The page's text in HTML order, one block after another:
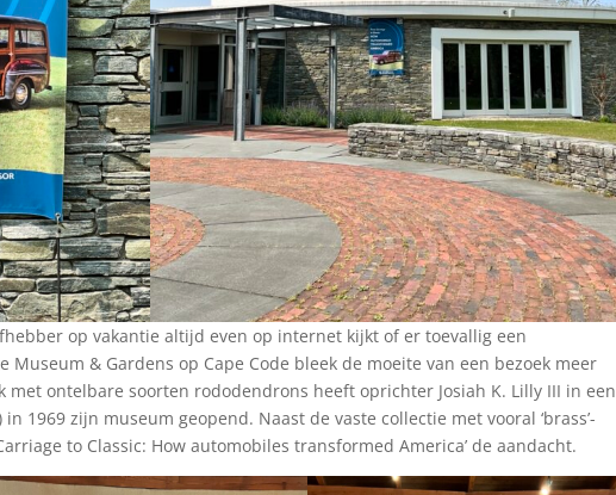
op vakantie altijd even op internet kijkt of er toevallig een
& Gardens op Cape Code bleek de moeite van een bezoek meer
ontelbare soorten rododendrons heeft oprichter Josiah K. Lilly III in een
1969 zijn museum geopend. Naast de vaste collectie met vooral ‘brass’-
to Classic: How automobiles transformed America’ de aandacht.